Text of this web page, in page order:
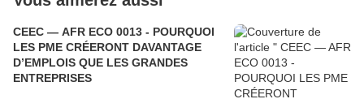
CEEC — AFR ECO 0013 - POURQUOI
LES PME CRÉERONT DAVANTAGE
D’EMPLOIS QUE LES GRANDES
ENTREPRISES